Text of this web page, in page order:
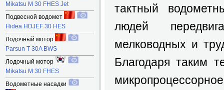
тактный
людей
мелководных и
Благодаря таким
Mikatsu M 30 FHES Jet
Подвесной водомет
Hidea HDJEF 30 HES
Лодочный мотор
Parsun T 30A BWS
Лодочный мотор
Mikatsu M 30 FHES
Водометные насадки